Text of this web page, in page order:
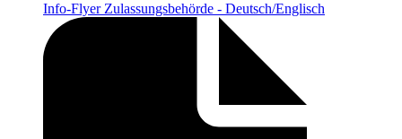
Info-Flyer Zulassungsbehörde - Deutsch/Englisch